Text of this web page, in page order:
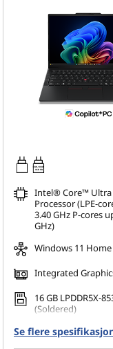
65W-100W
USB PD
Intel® Core™ Ultra
Processor (LPE-
3.40 GHz P-cores
GHz)
Windows 11 Home
Integrated
16 GB LPDDR5X-
(Soldered)
256 GB SSD M.2
Gen4 TLC Opal
Se flere